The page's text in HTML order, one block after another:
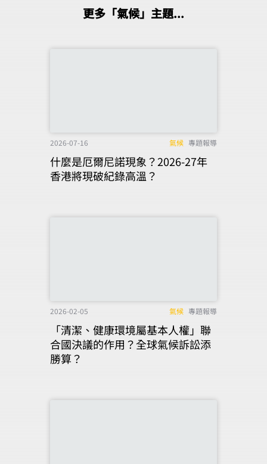
更多「氣候」主題...
2026-07-16 氣候 專題報導
什麼是厄爾尼諾現象？2026-27年
香港將現破紀錄高溫？
2026-02-05 氣候 專題報導
「清潔、健康環境屬基本人權」聯
合國決議的作用？全球氣候訴訟添
勝算？